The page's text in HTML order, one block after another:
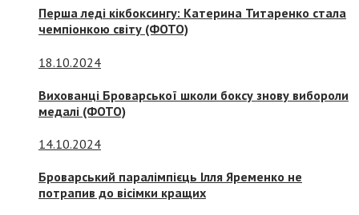
Перша леді кікбоксингу: Катерина Титаренко стала
чемпіонкою світу (ФОТО)
18.10.2024
Вихованці Броварської школи боксу знову вибороли
медалі (ФОТО)
14.10.2024
Броварський паралімпієць Ілля Яременко не
потрапив до вісімки кращих